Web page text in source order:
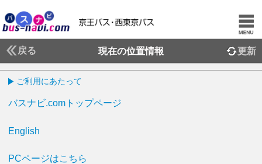
戻る 現在の位置情報 更新
ご利用にあたって
バスナビ.comトップページ
English
PCページはこちら